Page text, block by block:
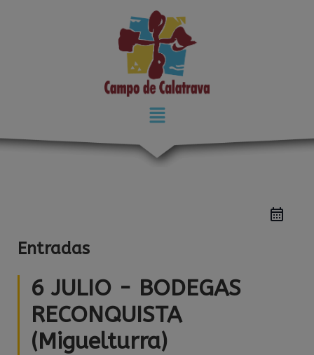
Entradas
6 JULIO - BODEGAS
RECONQUISTA
(Miguelturra)